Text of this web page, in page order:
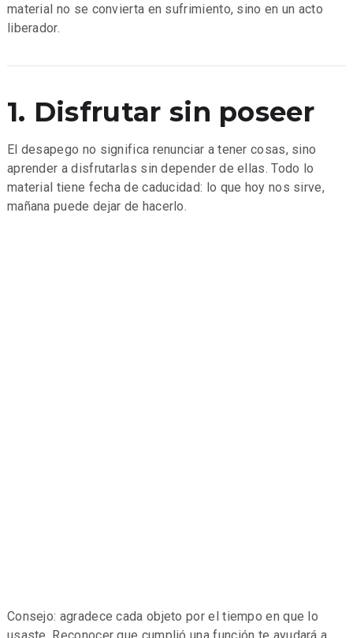
material no se convierta en sufrimiento, sino en un acto
liberador.
1. Disfrutar sin poseer
El desapego no significa renunciar a tener cosas, sino
aprender a disfrutarlas sin depender de ellas. Todo lo
material tiene fecha de caducidad: lo que hoy nos sirve,
mañana puede dejar de hacerlo.
Consejo: agradece cada objeto por el tiempo en que lo